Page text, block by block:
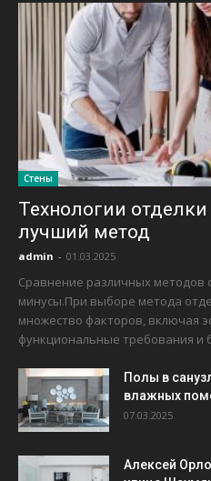
Стены
Технологии
лучший метод
admin - 01.03.2025
Сравнение различных методов
минусы.При выборе метода
множество факторов, включая
функциональные требования и
Полы в
влажных
07.03.2025
Алексей